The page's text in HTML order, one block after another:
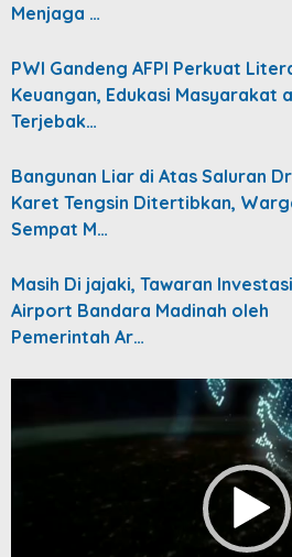
Menjaga …
PWI Gandeng AFPI Perkuat
Keuangan, Edukasi Masyarakat
Terjebak…
Bangunan Liar di Atas Saluran
Karet Tengsin Ditertibkan,
Sempat M…
Masih Di jajaki, Tawaran
Airport Bandara Madinah oleh
Pemerintah Ar…